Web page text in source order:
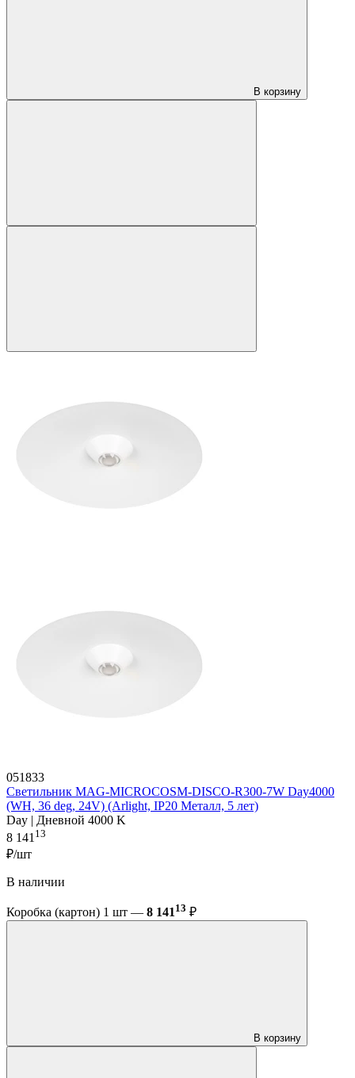
В корзину
051833
Светильник MAG-MICROCOSM-DISCO-R300-7W Day4000
(WH, 36 deg, 24V) (Arlight, IP20 Металл, 5 лет)
Day | Дневной 4000 K
8 141 13
₽/шт
В наличии
Коробка (картон) 1 шт — 8 141 13 ₽
В корзину